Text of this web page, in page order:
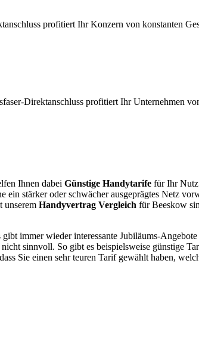
profitiert Ihr Konzern von konstanten
Direktanschluss profitiert Ihr Unternehmen
Ihnen dabei Günstige Handytarife für Ihr
stärker oder schwächer ausgeprägtes Netz
unserem Handyvertrag Vergleich für Beeskow
immer wieder interessante Jubiläums-
sinnvoll. So gibt es beispielsweise günstige
Sie einen sehr teuren Tarif gewählt haben,